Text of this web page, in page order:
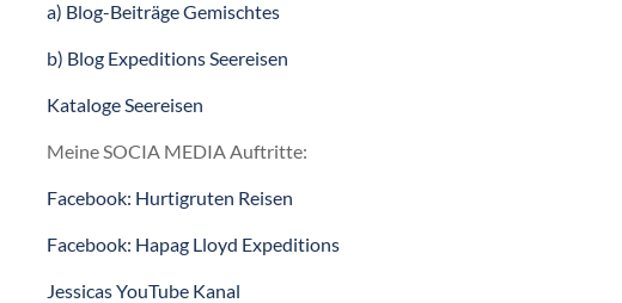
a) Blog-Beiträge Gemischtes
b) Blog Expeditions Seereisen
Kataloge Seereisen
Meine SOCIA MEDIA Auftritte:
Facebook: Hurtigruten Reisen
Facebook: Hapag Lloyd Expeditions
Jessicas YouTube Kanal